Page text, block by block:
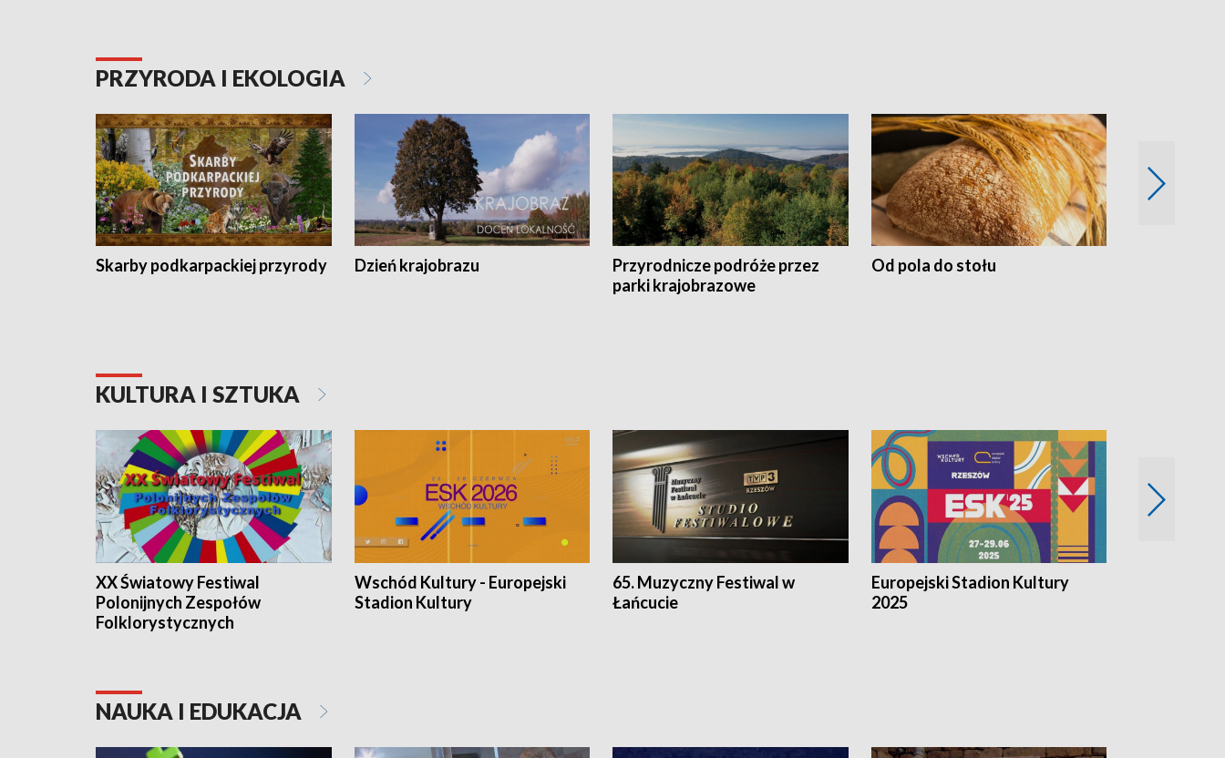
PRZYRODA I EKOLOGIA
Skarby podkarpackiej przyrody Dzień krajobrazu
Przyrodnicze podróże przez
parki krajobrazowe
Od pola do stołu
KULTURA I SZTUKA
XX Światowy Festiwal
Polonijnych Zespołów
Folklorystycznych
Wschód Kultury - Europejski
Stadion Kultury
65. Muzyczny Festiwal w
Łańcucie
Europejski Stadion Kultury
2025
NAUKA I EDUKACJA